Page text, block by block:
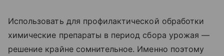
Использовать для профилактической обработки
химические препараты в период сбора урожая —
решение крайне сомнительное. Именно поэтому